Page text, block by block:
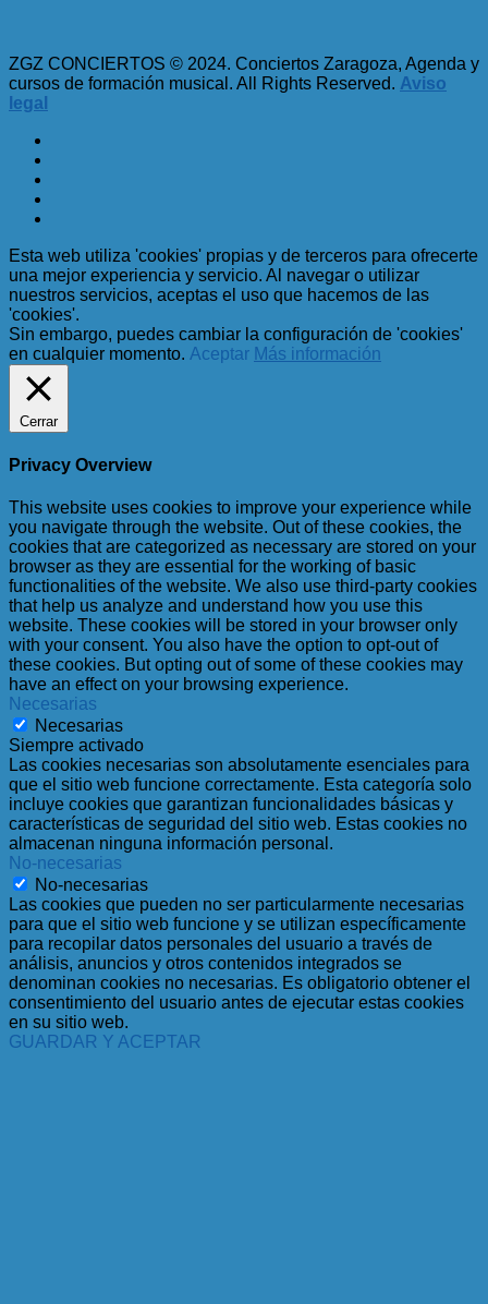
ZGZ CONCIERTOS © 2024. Conciertos Zaragoza, Agenda y
cursos de formación musical. All Rights Reserved. Aviso
legal
Esta web utiliza 'cookies' propias y de terceros para ofrecerte
una mejor experiencia y servicio. Al navegar o utilizar
nuestros servicios, aceptas el uso que hacemos de las
'cookies'.
Sin embargo, puedes cambiar la configuración de 'cookies'
en cualquier momento. Aceptar Más información
Cerrar
Privacy Overview
This website uses cookies to improve your experience while
you navigate through the website. Out of these cookies, the
cookies that are categorized as necessary are stored on your
browser as they are essential for the working of basic
functionalities of the website. We also use third-party cookies
that help us analyze and understand how you use this
website. These cookies will be stored in your browser only
with your consent. You also have the option to opt-out of
these cookies. But opting out of some of these cookies may
have an effect on your browsing experience.
Necesarias
Necesarias
Siempre activado
Las cookies necesarias son absolutamente esenciales para
que el sitio web funcione correctamente. Esta categoría solo
incluye cookies que garantizan funcionalidades básicas y
características de seguridad del sitio web. Estas cookies no
almacenan ninguna información personal.
No-necesarias
No-necesarias
Las cookies que pueden no ser particularmente necesarias
para que el sitio web funcione y se utilizan específicamente
para recopilar datos personales del usuario a través de
análisis, anuncios y otros contenidos integrados se
denominan cookies no necesarias. Es obligatorio obtener el
consentimiento del usuario antes de ejecutar estas cookies
en su sitio web.
GUARDAR Y ACEPTAR